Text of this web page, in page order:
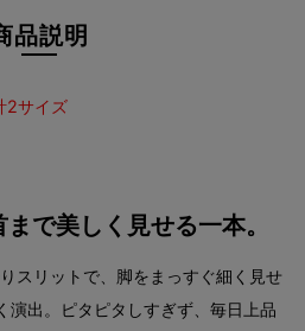
品説明
2サイズ
で美しく見せる一本。
スリットで、脚をまっすぐ細く見せ
演出。ピタピタしすぎず、毎日上品